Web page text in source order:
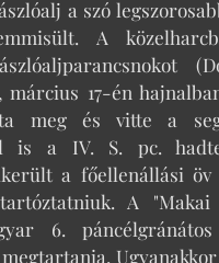
a szó
A
március 17-én
meg és vitte a
is a IV. S. pc.
a főellenállási öv
A "Makai
6. páncélgránátos
Ugyanakkor